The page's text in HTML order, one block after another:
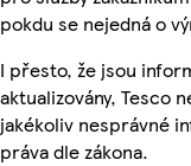
pokdu se nejedná o
I přesto, že jsou
aktualizovány, Tesco
jakékoliv nesprávné
práva dle zákona.